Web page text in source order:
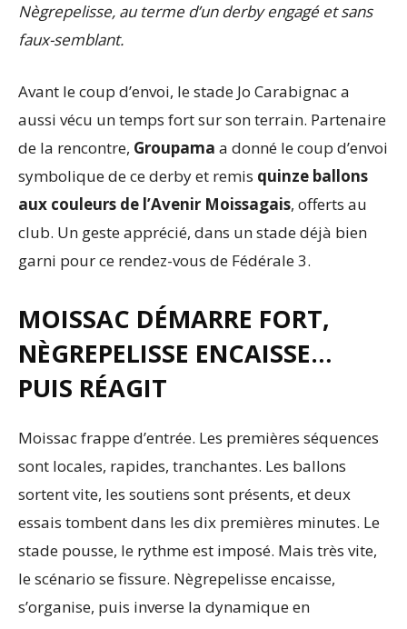
Nègrepelisse, au terme d’un derby engagé et sans
faux-semblant.
Avant le coup d’envoi, le stade Jo Carabignac a
aussi vécu un temps fort sur son terrain. Partenaire
de la rencontre, Groupama a donné le coup d’envoi
symbolique de ce derby et remis quinze ballons
aux couleurs de l’Avenir Moissagais, offerts au
club. Un geste apprécié, dans un stade déjà bien
garni pour ce rendez-vous de Fédérale 3.
MOISSAC DÉMARRE FORT,
NÈGREPELISSE ENCAISSE…
PUIS RÉAGIT
Moissac frappe d’entrée. Les premières séquences
sont locales, rapides, tranchantes. Les ballons
sortent vite, les soutiens sont présents, et deux
essais tombent dans les dix premières minutes. Le
stade pousse, le rythme est imposé. Mais très vite,
le scénario se fissure. Nègrepelisse encaisse,
s’organise, puis inverse la dynamique en